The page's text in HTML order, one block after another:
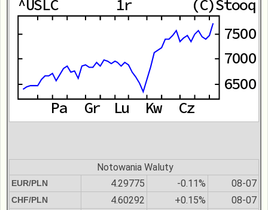
Notowania Waluty
EUR/PLN 4.29775 -0.11% 08-07
CHF/PLN 4.60292 +0.15% 08-07